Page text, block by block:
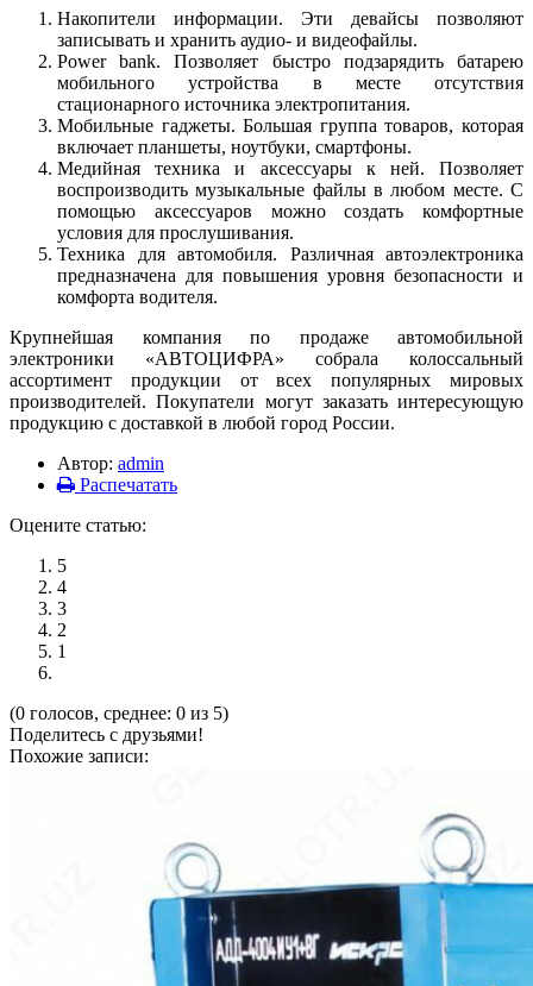
Накопители информации. Эти девайсы позволяют
записывать и хранить аудио- и видеофайлы.
Power bank. Позволяет быстро подзарядить батарею
мобильного устройства в месте отсутствия
стационарного источника электропитания.
Мобильные гаджеты. Большая группа товаров, которая
включает планшеты, ноутбуки, смартфоны.
Медийная техника и аксессуары к ней. Позволяет
воспроизводить музыкальные файлы в любом месте. С
помощью аксессуаров можно создать комфортные
условия для прослушивания.
Техника для автомобиля. Различная автоэлектроника
предназначена для повышения уровня безопасности и
комфорта водителя.
Крупнейшая компания по продаже автомобильной
электроники «АВТОЦИФРА» собрала колоссальный
ассортимент продукции от всех популярных мировых
производителей. Покупатели могут заказать интересующую
продукцию с доставкой в любой город России.
Автор: admin
Распечатать
Оцените статью:
5
4
3
2
1
(0 голосов, среднее: 0 из 5)
Поделитесь с друзьями!
Похожие записи: